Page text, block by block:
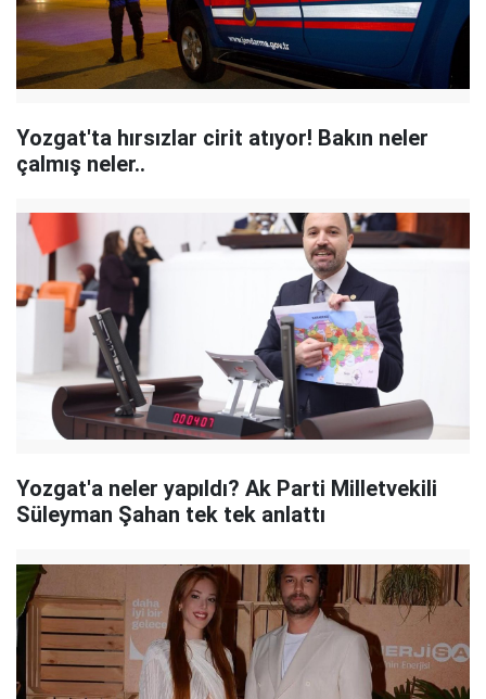
Yozgat'ta hırsızlar cirit atıyor! Bakın neler
çalmış neler..
Yozgat'a neler yapıldı? Ak Parti Milletvekili
Süleyman Şahan tek tek anlattı